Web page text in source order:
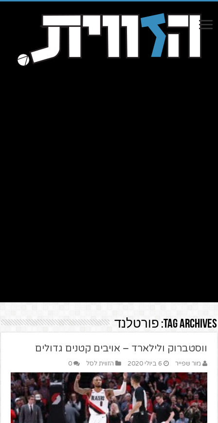
Tag Archives: פורטלנד
ווסטברוק ולילארד – אויבים קטנים גדולים
מור שפייר 6 ביולי 2020 הזווית לסל 0